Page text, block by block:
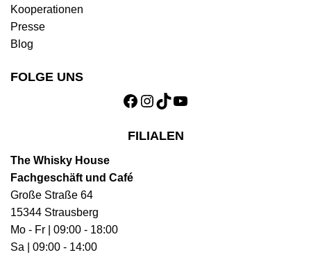
Kooperationen
Presse
Blog
FOLGE UNS
Facebook
Instagram
TikTokYouTube
FILIALEN
The Whisky House
Fachgeschäft und Café
Große Straße 64
15344 Strausberg
Mo - Fr | 09:00 - 18:00
Sa | 09:00 - 14:00